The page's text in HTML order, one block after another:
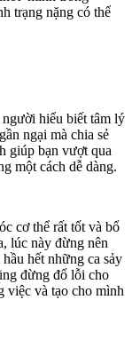
trạng nặng có thể
người hiểu biết tâm lý
ngại mà chia sẻ
giúp bạn vượt qua
một cách dễ dàng.
cơ thể rất tốt và bổ
lúc này đừng nên
hết những ca sảy
đừng đổ lỗi cho
việc và tạo cho mình